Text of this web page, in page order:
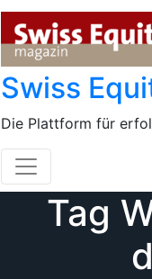
Skip
content
Swiss
Die Plattform für
Tag